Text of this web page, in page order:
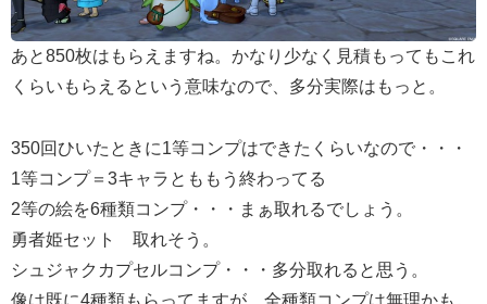
あと850枚はもらえますね。かなり少なく見積もってもこれ
くらいもらえるという意味なので、多分実際はもっと。
350回ひいたときに1等コンプはできたくらいなので・・・
1等コンプ＝3キャラとももう終わってる
2等の絵を6種類コンプ・・・まぁ取れるでしょう。
勇者姫セット 取れそう。
シュジャクカプセルコンプ・・・多分取れると思う。